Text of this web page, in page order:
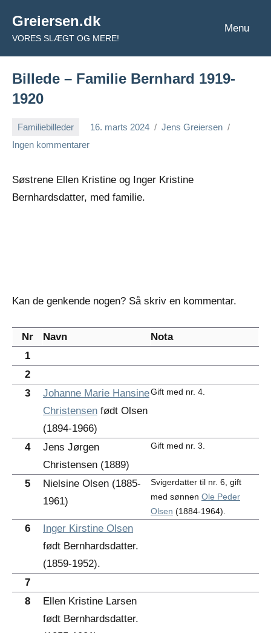
indhold
Greiersen.dk
VORES SLÆGT OG MERE!
Menu
Billede – Familie Bernhard 1919-
1920
Familiebilleder 16. marts 2024
Jens Greiersen
Ingen kommentarer
Søstrene Ellen Kristine og Inger Kristine
Bernhardsdatter, med familie.
Kan de genkende nogen? Så skriv en kommentar.
Nr Navn
Nota
1
2
3
Johanne Marie Hansine
Christensen født Olsen
(1894-1966)
Gift med nr. 4.
4
Jens Jørgen
Christensen (1889)
Gift med nr. 3.
5
Nielsine Olsen (1885-
1961)
Svigerdatter til nr. 6, gift
med sønnen Ole Peder
Olsen (1884-1964).
6
Inger Kirstine Olsen
født Bernhardsdatter.
(1859-1952).
7
8
Ellen Kristine Larsen
født Bernhardsdatter.